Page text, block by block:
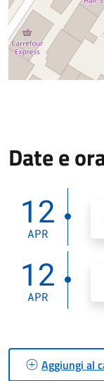
Date e
12
APR
12
APR
Aggiungi al